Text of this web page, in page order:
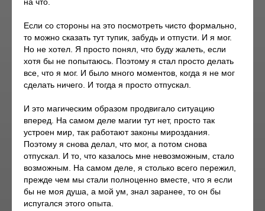
Если со стороны на это посмотреть чисто формально,
то можно сказать тут тупик, забудь и отпусти. И я мог.
Но не хотел. Я просто понял, что буду жалеть, если
хотя бы не попытаюсь. Поэтому я стал просто делать
все, что я мог. И было много моментов, когда я не мог
сделать ничего. И тогда я просто отпускал.
И это магическим образом продвигало ситуацию
вперед. На самом деле магии тут нет, просто так
устроен мир, так работают законы мироздания.
Поэтому я снова делал, что мог, а потом снова
отпускал. И то, что казалось мне невозможным, стало
возможным. На самом деле, я столько всего пережил,
прежде чем мы стали полноценно вместе, что я если
бы не моя душа, а мой ум, знал заранее, то он бы
испугался этого опыта.